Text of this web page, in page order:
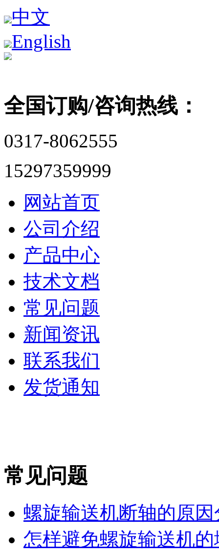
中文
English
全国订购/咨询热线：
0317-8062555
15297359999
网站首页
公司介绍
产品中心
技术文档
常见问题
新闻资讯
联系我们
发货通知
常见问题
螺旋输送机断轴的原因
怎样避免螺旋输送机